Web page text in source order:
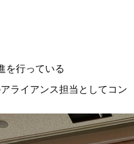
を行っている
ライアンス担当としてコン